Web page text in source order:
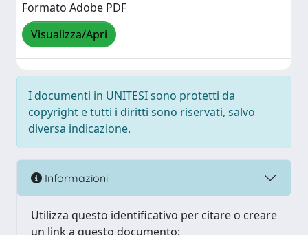
Formato Adobe PDF
Visualizza/Apri
I documenti in UNITESI sono protetti da
copyright e tutti i diritti sono riservati, salvo
diversa indicazione.
Informazioni
Utilizza questo identificativo per citare o creare
un link a questo documento: